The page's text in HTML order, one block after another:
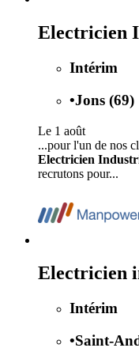
Electricien
Intérim
•Jons (69)
Le 1 août
...pour l'un de nos
Electricien
recrutons pour...
Electricien
Intérim
•Saint-